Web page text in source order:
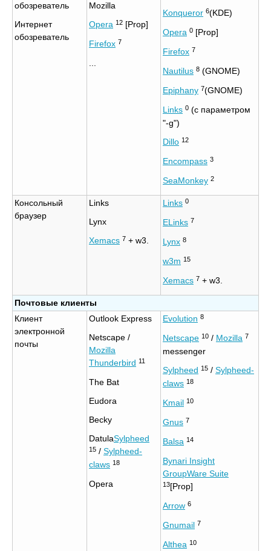
обозреватель
Интернет
обозреватель
Mozilla
Opera 12 [Prop]
Firefox 7
Konqueror 6(KDE)
Opera 0 [Prop]
Firefox 7
Nautilus 8 (GNOME)
Epiphany 7(GNOME)
Links 0 (с параметром
"-g")
Dillo 12
Encompass 3
SeaMonkey 2
Консольный
браузер
Links
Lynx
Xemacs 7 + w3.
Links 0
ELinks 7
Lynx 8
w3m 15
Xemacs 7 + w3.
Почтовые клиенты
Клиент
электронной
почты
Outlook Express
Netscape /
Mozilla
Thunderbird 11
The Bat
Eudora
Becky
DatulaSylpheed
15 / Sylpheed-
claws 18
Opera
Evolution 8
Netscape 10 / Mozilla 7
messenger
Sylpheed 15 / Sylpheed-
claws 18
Kmail 10
Gnus 7
Balsa 14
Bynari Insight
GroupWare Suite
13[Prop]
Arrow 6
Gnumail 7
Althea 10